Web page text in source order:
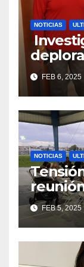
NOTICIAS
de la
FEB 6, 2025
NOTICIAS
FEB 5, 2025